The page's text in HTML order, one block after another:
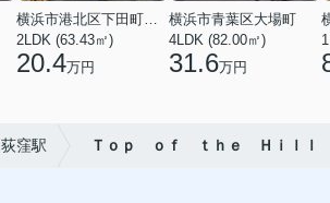
2LDK (63.43㎡)
20.4万円
横浜市青葉区大場町
4LDK (82.00㎡)
31.6万円
荻窪駅 Ｔｏｐ ｏｆ ｔｈｅ Ｈｉｌｌ